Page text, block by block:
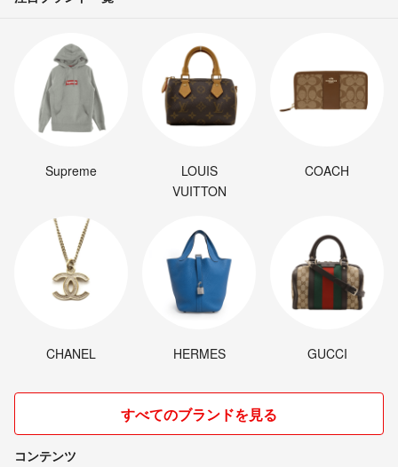
Supreme
LOUIS
VUITTON
COACH
CHANEL HERMES GUCCI
すべてのブランドを見る
コンテンツ